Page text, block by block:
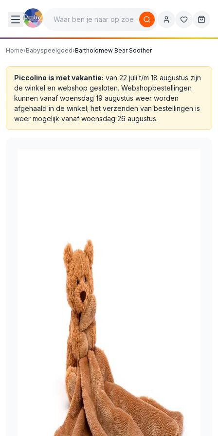
Home›Babyspeelgoed›Bartholomew Bear Soother
Piccolino is met vakantie: van 22 juli t/m 18 augustus zijn
de winkel en webshop gesloten. Webshopbestellingen
kunnen vanaf woensdag 19 augustus weer worden
afgehaald in de winkel; het verzenden van bestellingen is
weer mogelijk vanaf woensdag 26 augustus.